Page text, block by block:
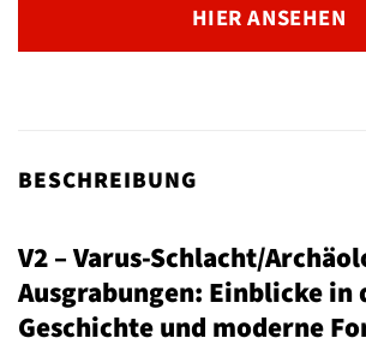
HIER ANSEHEN
BESCHREIBUNG
V2 – Varus-Schlacht/
Ausgrabungen: Einblicke in
Geschichte und moderne